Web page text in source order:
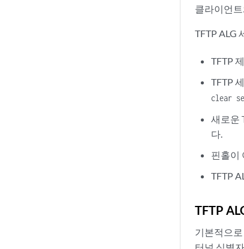
클라이언
TFTP ALG
TFTP
TFTP
clear
새로운
다.
핀홀이
TFTP
TFTP
기본적으